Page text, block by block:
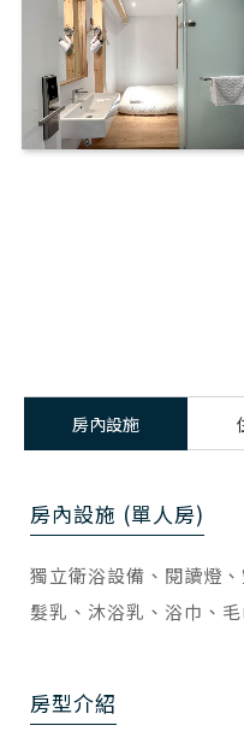
房內設施
房內設施 (單人房)
獨立衛浴設備、閱讀燈
髮乳、沐浴乳、浴巾、
房型介紹